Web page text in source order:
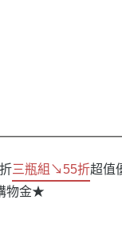
三瓶組↘55折超值
物金★